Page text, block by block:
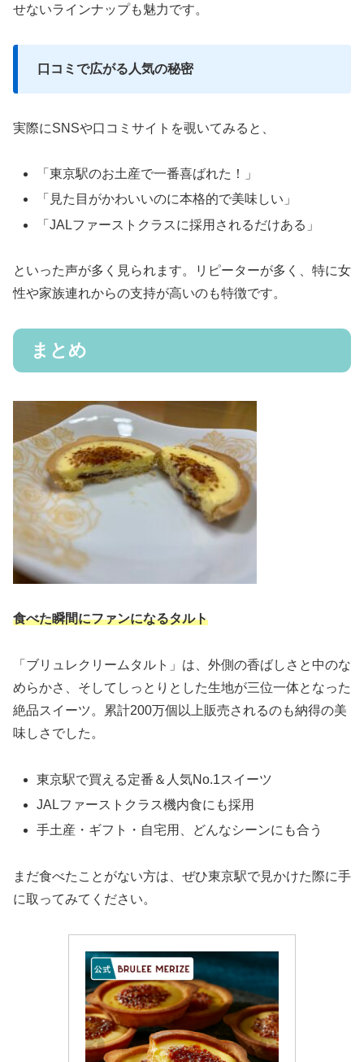
せないラインナップも魅力です。
口コミで広がる人気の秘密
実際にSNSや口コミサイトを覗いてみると、
「東京駅のお土産で一番喜ばれた！」
「見た目がかわいいのに本格的で美味しい」
「JALファーストクラスに採用されるだけある」
といった声が多く見られます。リピーターが多く、特に女
性や家族連れからの支持が高いのも特徴です。
まとめ
食べた瞬間にファンになるタルト
「ブリュレクリームタルト」は、外側の香ばしさと中のな
めらかさ、そしてしっとりとした生地が三位一体となった
絶品スイーツ。累計200万個以上販売されるのも納得の美
味しさでした。
東京駅で買える定番＆人気No.1スイーツ
JALファーストクラス機内食にも採用
手土産・ギフト・自宅用、どんなシーンにも合う
まだ食べたことがない方は、ぜひ東京駅で見かけた際に手
に取ってみてください。